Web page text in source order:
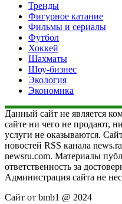
Тренды
Фигурное катание
Фильмы и сериалы
Футбол
Хоккей
Шахматы
Шоу-бизнес
Экология
Экономика
Данный сайт не является
сайте ни чего не продают,
услуги не оказываются.
новостей RSS канала
newsru.com. Материалы
ответственность за
Администрация сайта не
Сайт от bmb1 @ 2024